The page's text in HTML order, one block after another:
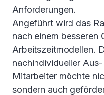
Anforderungen.
Angeführt wird das
nach einem besseren
Arbeitszeitmodellen.
nachindividueller
Mitarbeiter möchte
sondern auch